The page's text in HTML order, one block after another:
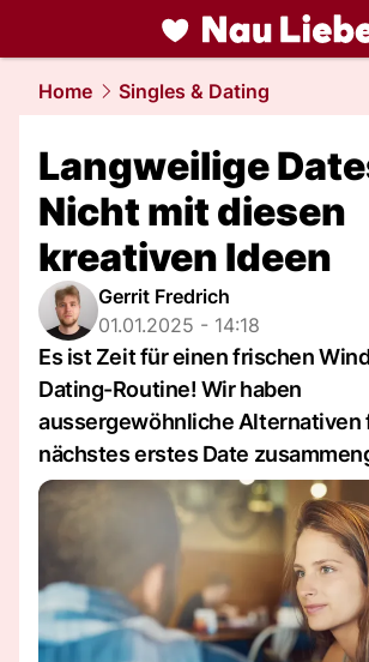
liebe.NAU.ch
Home Singles & Dating
Langweilige
Nicht mit diesen
kreativen Ideen
Gerrit Fredrich
01.01.2025 - 14:18
Es ist Zeit für einen frischen
Dating-Routine! Wir haben
aussergewöhnliche Alternativen
nächstes erstes Date